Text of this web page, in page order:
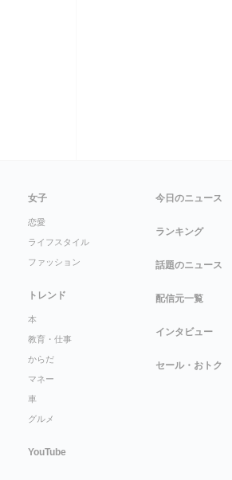
女子
恋愛
ライフスタイル
ファッション
トレンド
本
教育・仕事
からだ
マネー
車
グルメ
YouTube
今日のニュース
ランキング
話題のニュース
配信元一覧
インタビュー
セール・おトク